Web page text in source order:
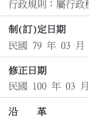
行政規則：屬行政
制(訂)定日期
民國 79 年 03 月
修正日期
民國 100 年 03
沿 革